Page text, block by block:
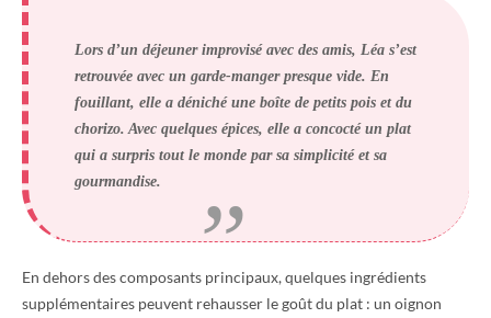
Lors d’un déjeuner improvisé avec des amis, Léa s’est
retrouvée avec un garde-manger presque vide. En
fouillant, elle a déniché une boîte de petits pois et du
chorizo. Avec quelques épices, elle a concocté un plat
qui a surpris tout le monde par sa simplicité et sa
gourmandise.
En dehors des composants principaux, quelques ingrédients
supplémentaires peuvent rehausser le goût du plat : un oignon